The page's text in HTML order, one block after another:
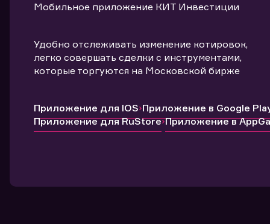
Мобильное приложение КИТ Инвестиции
Удобно отслеживать изменение котировок,
легко совершать сделки с инструментами,
которые торгуются на Московской бирже
Приложение для IOS Приложение в Google
Приложение для RuStore Приложение в